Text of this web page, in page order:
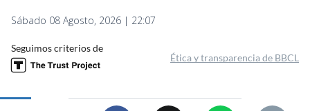
Sábado 08 Agosto, 2026 | 22:07
Seguimos criterios de
Ética y transparencia de BBCL